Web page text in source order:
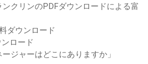
クリンのPDFダウンロードによる富
ダウンロード
ロード
ージャーはどこにありますか」